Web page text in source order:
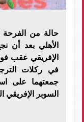
حالة من
الأهلي بعد أن
في ركلات
جمعتهما على
السوبر